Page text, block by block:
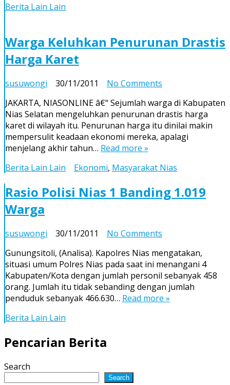
Berita Lain Lain
Warga Keluhkan Penurunan Drastis
Harga Karet
susuwongi 30/11/2011 No Comments
Keluhkan
Penurunan
Drastis
Harga
JAKARTA, NIASONLINE â€“ Sejumlah warga di Kabupaten
Nias Selatan mengeluhkan penurunan drastis harga
karet di wilayah itu. Penurunan harga itu dinilai makin
mempersulit keadaan ekonomi mereka, apalagi
menjelang akhir tahun… Read more »
Berita Lain Lain
Ekonomi, Masyarakat Nias
Rasio Polisi Nias 1 Banding 1.019
Warga
susuwongi 30/11/2011 No Comments
Polisi
Nias
1
Banding
1.019
Gunungsitoli, (Analisa). Kapolres Nias mengatakan,
situasi umum Polres Nias pada saat ini menangani 4
Kabupaten/Kota dengan jumlah personil sebanyak 458
orang. Jumlah itu tidak sebanding dengan jumlah
penduduk sebanyak 466.630… Read more »
Berita Lain Lain
Pencarian Berita
Search
Search